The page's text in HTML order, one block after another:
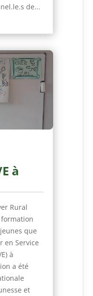
de...
à
Rural
formation
que
en Service
à
a été
et